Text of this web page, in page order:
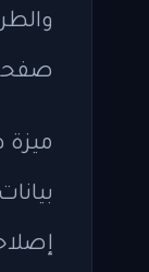
ميزة